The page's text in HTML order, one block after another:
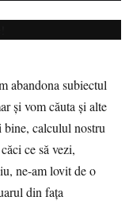
abandona subiectul
și vom căuta și alte
bine, calculul nostru
ce să vezi,
ne-am lovit de o
din fața